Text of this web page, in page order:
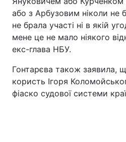
або з Арбузовим ніколи не
не брала участі ні в якій
мене це не мало ніякого
екс-глава НБУ.
Гонтарєва також заявила,
користь Ігоря
фіаско судової системи